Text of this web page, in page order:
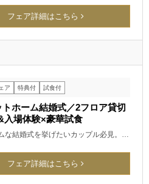
フェア詳細はこちら
ア 特典付 試食付
ホーム結婚式／2フロア貸切
入場体験×豪華試食
な結婚式を挙げたいカップル必見。…
フェア詳細はこちら